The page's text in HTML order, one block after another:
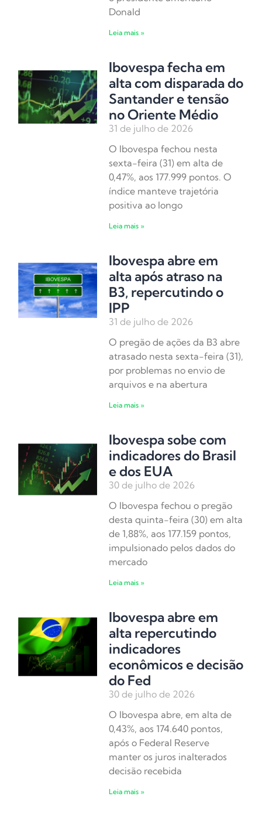
Donald
Leia mais »
Ibovespa fecha em
alta com disparada do
Santander e tensão
no Oriente Médio
31 de julho de 2026
O Ibovespa fechou nesta
sexta-feira (31) em alta de
0,47%, aos 177.999 pontos. O
índice manteve trajetória
positiva ao longo
Leia mais »
Ibovespa abre em
alta após atraso na
B3, repercutindo o
IPP
31 de julho de 2026
O pregão de ações da B3 abre
atrasado nesta sexta-feira (31),
por problemas no envio de
arquivos e na abertura
Leia mais »
Ibovespa sobe com
indicadores do Brasil
e dos EUA
30 de julho de 2026
O Ibovespa fechou o pregão
desta quinta-feira (30) em alta
de 1,88%, aos 177.159 pontos,
impulsionado pelos dados do
mercado
Leia mais »
Ibovespa abre em
alta repercutindo
indicadores
econômicos e decisão
do Fed
30 de julho de 2026
O Ibovespa abre, em alta de
0,43%, aos 174.640 pontos,
após o Federal Reserve
manter os juros inalterados
decisão recebida
Leia mais »